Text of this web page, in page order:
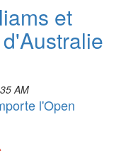
et
AM
l'Open